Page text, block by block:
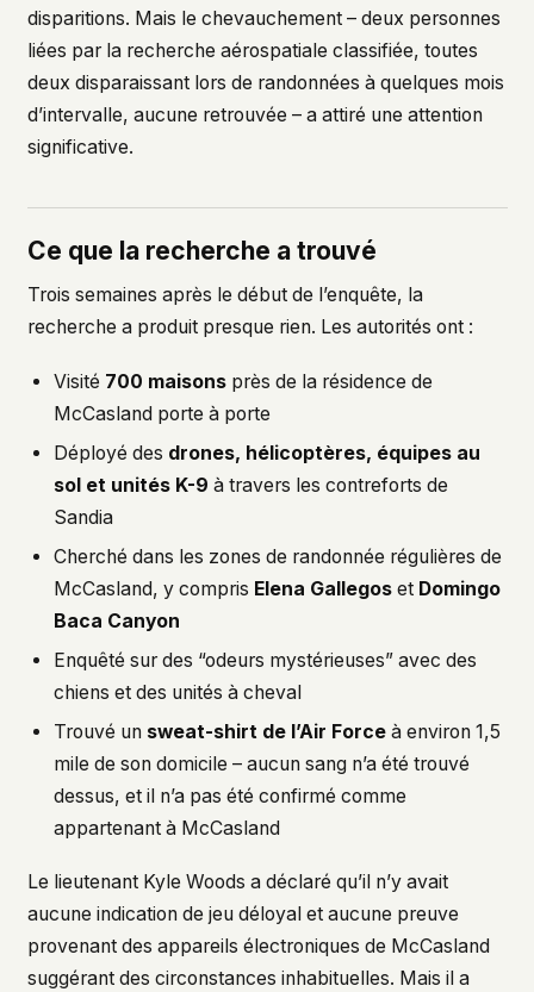
disparitions. Mais le chevauchement – deux personnes
liées par la recherche aérospatiale classifiée, toutes
deux disparaissant lors de randonnées à quelques mois
d’intervalle, aucune retrouvée – a attiré une attention
significative.
Ce que la recherche a trouvé
Trois semaines après le début de l’enquête, la
recherche a produit presque rien. Les autorités ont :
Visité 700 maisons près de la résidence de
McCasland porte à porte
Déployé des drones, hélicoptères, équipes au
sol et unités K-9 à travers les contreforts de
Sandia
Cherché dans les zones de randonnée régulières de
McCasland, y compris Elena Gallegos et Domingo
Baca Canyon
Enquêté sur des “odeurs mystérieuses” avec des
chiens et des unités à cheval
Trouvé un sweat-shirt de l’Air Force à environ 1,5
mile de son domicile – aucun sang n’a été trouvé
dessus, et il n’a pas été confirmé comme
appartenant à McCasland
Le lieutenant Kyle Woods a déclaré qu’il n’y avait
aucune indication de jeu déloyal et aucune preuve
provenant des appareils électroniques de McCasland
suggérant des circonstances inhabituelles. Mais il a